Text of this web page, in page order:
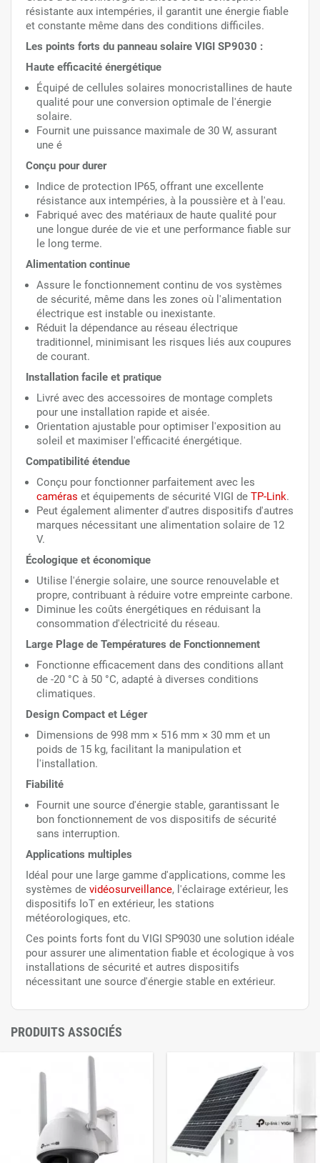
résistante aux intempéries, il garantit une énergie fiable
et constante même dans des conditions difficiles.
Les points forts du panneau solaire VIGI SP9030 :
Haute efficacité énergétique
Équipé de cellules solaires monocristallines de haute
qualité pour une conversion optimale de l'énergie
solaire.
Fournit une puissance maximale de 30 W, assurant
une é
Conçu pour durer
Indice de protection IP65, offrant une excellente
résistance aux intempéries, à la poussière et à l'eau.
Fabriqué avec des matériaux de haute qualité pour
une longue durée de vie et une performance fiable sur
le long terme.
Alimentation continue
Assure le fonctionnement continu de vos systèmes
de sécurité, même dans les zones où l'alimentation
électrique est instable ou inexistante.
Réduit la dépendance au réseau électrique
traditionnel, minimisant les risques liés aux coupures
de courant.
Installation facile et pratique
Livré avec des accessoires de montage complets
pour une installation rapide et aisée.
Orientation ajustable pour optimiser l'exposition au
soleil et maximiser l'efficacité énergétique.
Compatibilité étendue
Conçu pour fonctionner parfaitement avec les
caméras et équipements de sécurité VIGI de TP-Link.
Peut également alimenter d'autres dispositifs d'autres
marques nécessitant une alimentation solaire de 12
V.
Écologique et économique
Utilise l'énergie solaire, une source renouvelable et
propre, contribuant à réduire votre empreinte carbone.
Diminue les coûts énergétiques en réduisant la
consommation d'électricité du réseau.
Large Plage de Températures de Fonctionnement
Fonctionne efficacement dans des conditions allant
de -20 °C à 50 °C, adapté à diverses conditions
climatiques.
Design Compact et Léger
Dimensions de 998 mm × 516 mm × 30 mm et un
poids de 15 kg, facilitant la manipulation et
l'installation.
Fiabilité
Fournit une source d'énergie stable, garantissant le
bon fonctionnement de vos dispositifs de sécurité
sans interruption.
Applications multiples
Idéal pour une large gamme d'applications, comme les
systèmes de vidéosurveillance, l'éclairage extérieur, les
dispositifs IoT en extérieur, les stations
météorologiques, etc.
Ces points forts font du VIGI SP9030 une solution idéale
pour assurer une alimentation fiable et écologique à vos
installations de sécurité et autres dispositifs
nécessitant une source d'énergie stable en extérieur.
PRODUITS ASSOCIÉS